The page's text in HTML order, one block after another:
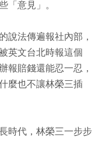
「意見」。
說法傳遍報社內部，
英文台北時報這個
報賠錢還能忍一忍，
麼也不讓林榮三插
時代，林榮三一步步